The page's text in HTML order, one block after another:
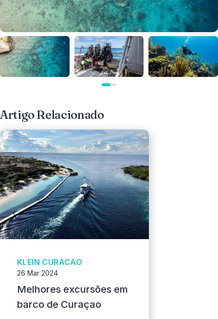
Artigo Relacionado
KLEIN CURACAO
26 Mar 2024
Melhores excursões em
barco de Curaçao